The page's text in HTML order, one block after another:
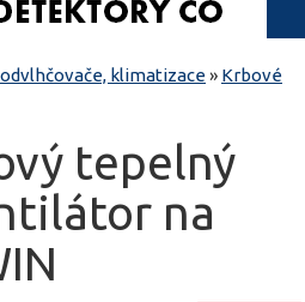
klimatizace» Krbové
tepelný
na